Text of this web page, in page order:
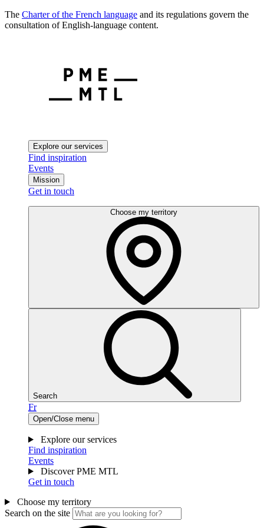
The Charter of the French language and its regulations govern the
consultation of English-language content.
Explore our services
Find inspiration
Events
Mission
Get in touch
Choose my territory
Search
Fr
Open/Close menu
Explore our services
Find inspiration
Events
Discover PME MTL
Get in touch
Choose my territory
Search on the site